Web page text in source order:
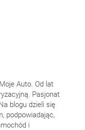
i jak ich
obecne
dobrą
Auto. Od lat
Pasjonat
blogu dzieli się
podpowiadając,
i